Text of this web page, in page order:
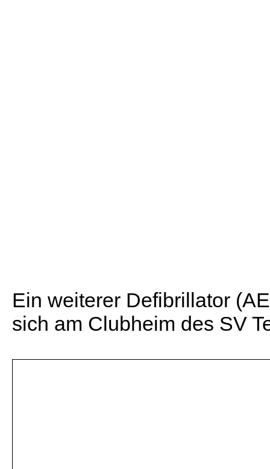
Ein weiterer Defibrillator
sich am Clubheim des SV